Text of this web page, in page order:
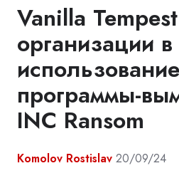
Vanilla
организации
программы-
INC Ransom
Komolov Rostislav 20/09/24